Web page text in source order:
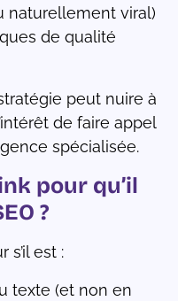
naturellement viral)
de qualité
peut nuire à
de faire appel
spécialisée.
pour qu’il
?
est :
texte (et non en